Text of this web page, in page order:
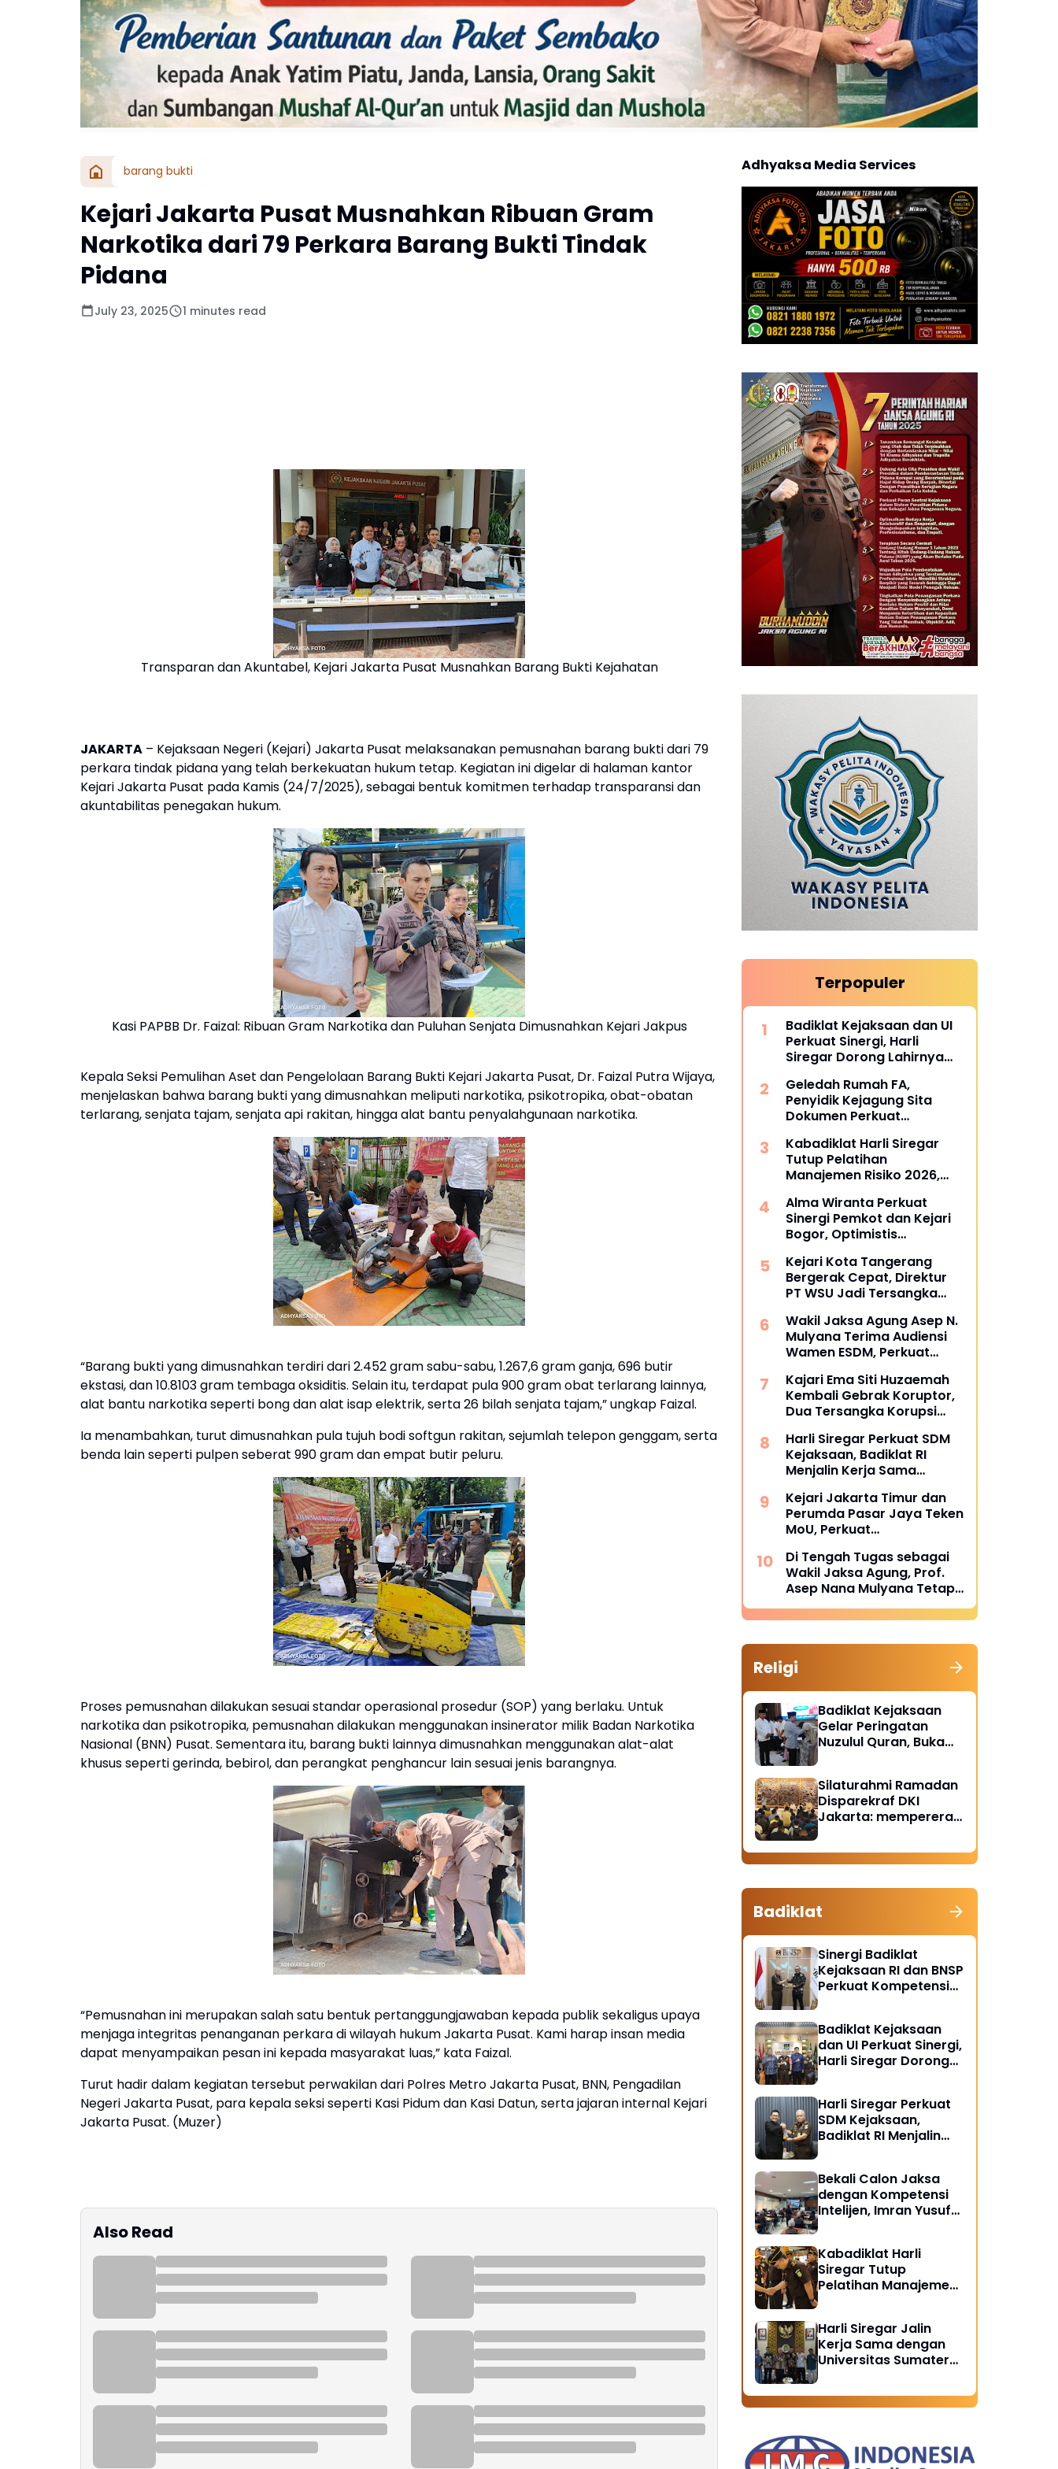
barang bukti
Kejari Jakarta Pusat Musnahkan Ribuan Gram
Narkotika dari 79 Perkara Barang Bukti Tindak
Pidana
July 23, 2025 1 minutes read
Transparan dan Akuntabel, Kejari Jakarta Pusat Musnahkan Barang Bukti Kejahatan
JAKARTA – Kejaksaan Negeri (Kejari) Jakarta Pusat melaksanakan pemusnahan barang bukti dari 79
perkara tindak pidana yang telah berkekuatan hukum tetap. Kegiatan ini digelar di halaman kantor
Kejari Jakarta Pusat pada Kamis (24/7/2025), sebagai bentuk komitmen terhadap transparansi dan
akuntabilitas penegakan hukum.
Kasi PAPBB Dr. Faizal: Ribuan Gram Narkotika dan Puluhan Senjata Dimusnahkan Kejari Jakpus
Kepala Seksi Pemulihan Aset dan Pengelolaan Barang Bukti Kejari Jakarta Pusat, Dr. Faizal Putra Wijaya,
menjelaskan bahwa barang bukti yang dimusnahkan meliputi narkotika, psikotropika, obat-obatan
terlarang, senjata tajam, senjata api rakitan, hingga alat bantu penyalahgunaan narkotika.
“Barang bukti yang dimusnahkan terdiri dari 2.452 gram sabu-sabu, 1.267,6 gram ganja, 696 butir
ekstasi, dan 10.8103 gram tembaga oksiditis. Selain itu, terdapat pula 900 gram obat terlarang lainnya,
alat bantu narkotika seperti bong dan alat isap elektrik, serta 26 bilah senjata tajam,” ungkap Faizal.
Ia menambahkan, turut dimusnahkan pula tujuh bodi softgun rakitan, sejumlah telepon genggam, serta
benda lain seperti pulpen seberat 990 gram dan empat butir peluru.
Proses pemusnahan dilakukan sesuai standar operasional prosedur (SOP) yang berlaku. Untuk
narkotika dan psikotropika, pemusnahan dilakukan menggunakan insinerator milik Badan Narkotika
Nasional (BNN) Pusat. Sementara itu, barang bukti lainnya dimusnahkan menggunakan alat-alat
khusus seperti gerinda, bebirol, dan perangkat penghancur lain sesuai jenis barangnya.
“Pemusnahan ini merupakan salah satu bentuk pertanggungjawaban kepada publik sekaligus upaya
menjaga integritas penanganan perkara di wilayah hukum Jakarta Pusat. Kami harap insan media
dapat menyampaikan pesan ini kepada masyarakat luas,” kata Faizal.
Turut hadir dalam kegiatan tersebut perwakilan dari Polres Metro Jakarta Pusat, BNN, Pengadilan
Negeri Jakarta Pusat, para kepala seksi seperti Kasi Pidum dan Kasi Datun, serta jajaran internal Kejari
Jakarta Pusat. (Muzer)
Also Read
Adhyaksa Media Services
Terpopuler
Badiklat Kejaksaan dan UI
Perkuat Sinergi, Harli
Siregar Dorong Lahirnya
Kejaksaan
Geledah Rumah FA,
Penyidik Kejagung Sita
Dokumen Perkuat
Kabadiklat Harli Siregar
Tutup Pelatihan
Manajemen Risiko 2026,
Agen Perubahan di Seluruh
Satker Kejaksaan
Alma Wiranta Perkuat
Sinergi Pemkot dan Kejari
Bogor, Optimistis
Perdata Tanpa Rugikan
Daerah
Kejari Kota Tangerang
Bergerak Cepat, Direktur
PT WSU Jadi Tersangka
Operasional Boeing 737-
300
Wakil Jaksa Agung Asep N.
Mulyana Terima Audiensi
Wamen ESDM, Perkuat
Sektor Energi Nasional
Kajari Ema Siti Huzaemah
Kembali Gebrak Koruptor,
Dua Tersangka Korupsi
Langsung Dijebloskan ke
Penjara
Harli Siregar Perkuat SDM
Kejaksaan, Badiklat RI
Menjalin Kerja Sama
Kejari Jakarta Timur dan
Perumda Pasar Jaya Teken
MoU, Perkuat
untuk Cegah Sengketa
Di Tengah Tugas sebagai
Wakil Jaksa Agung, Prof.
Asep Nana Mulyana Tetap
Mengabdi di Dunia
Akademik sebagai Penguji
Religi
Badiklat Kejaksaan
Gelar Peringatan
Nuzulul Quran, Buka
Piatu
Silaturahmi Ramadan
Disparekraf DKI
Jakarta: mempererat
soliditas
Badiklat
Sinergi Badiklat
Kejaksaan RI dan BNSP
Perkuat Kompetensi
Badiklat Kejaksaan
dan UI Perkuat Sinergi,
Harli Siregar Dorong
Harli Siregar Perkuat
SDM Kejaksaan,
Badiklat RI Menjalin
Bekali Calon Jaksa
dengan Kompetensi
Intelijen, Imran Yusuf
Penegakan Hukum
Kabadiklat Harli
Siregar Tutup
Pelatihan Manajemen
Jadi Agen Perubahan
di Seluruh Satker
Kejaksaan
Harli Siregar Jalin
Kerja Sama dengan
Universitas Sumatera
Brawijaya, dan
Universitas
Peluang Pegawai
Kejaksaan RI Tempuh